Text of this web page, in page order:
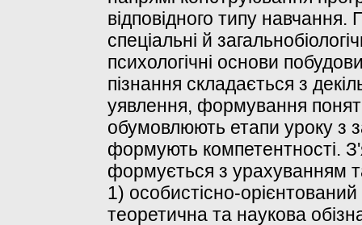
відповідного типу
спеціальні й
психологічні основи
пізнання складається з
уявлення, формування
обумовлюють етапи уроку з
формують компетентності.
формується з урахуванням
1) особистісно-
теоретична та наукова